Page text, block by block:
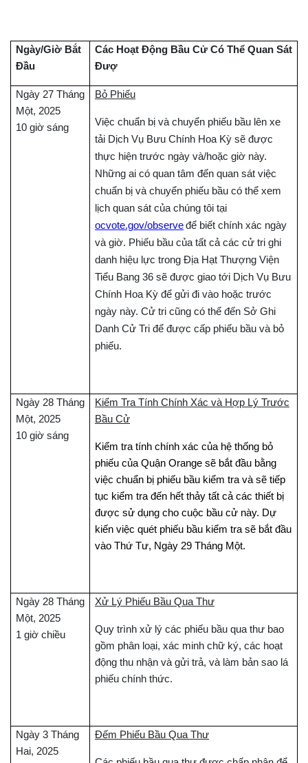
Ngày/Giờ Bắt
Đầu
Các Hoạt Động Bầu Cử Có Thể Quan Sát
Đượ
Ngày 27 Tháng
Một, 2025
10 giờ sáng
Bỏ Phiếu
Việc chuẩn bị và chuyển phiếu bầu lên xe
tải Dịch Vụ Bưu Chính Hoa Kỳ sẽ được
thực hiện trước ngày và/hoặc giờ này.
Những ai có quan tâm đến quan sát việc
chuẩn bị và chuyển phiếu bầu có thể xem
lịch quan sát của chúng tôi tại
ocvote.gov/observeđể biết chính xác ngày
và giờ. Phiếu bầu của tất cả các cử tri ghi
danh hiệu lực trong Địa Hạt Thượng Viện
Tiểu Bang 36 sẽ được giao tới Dịch Vụ Bưu
Chính Hoa Kỳ để gửi đi vào hoặc trước
ngày này. Cử tri cũng có thể đến Sở Ghi
Danh Cử Tri để được cấp phiếu bầu và bỏ
phiếu.
Ngày 28 Tháng
Một, 2025
10 giờ sáng
Kiểm Tra Tính Chính Xác và Hợp Lý Trước
Bầu Cử
Kiểm tra tính chính xác của hệ thống bỏ
phiếu của Quận Orange sẽ bắt đầu bằng
việc chuẩn bị phiếu bầu kiểm tra và sẽ tiếp
tục kiểm tra đến hết thảy tất cả các thiết bị
được sử dụng cho cuộc bầu cử này. Dự
kiến việc quét phiếu bầu kiểm tra sẽ bắt đầu
vào Thứ Tư, Ngày 29 Tháng Một.
Ngày 28 Tháng
Một, 2025
1 giờ chiều
Xử Lý Phiếu Bầu Qua Thư
Quy trình xử lý các phiếu bầu qua thư bao
gồm phân loại, xác minh chữ ký, các hoạt
động thu nhận và gửi trả, và làm bản sao lá
phiếu chính thức.
Ngày 3 Tháng
Hai, 2025
Đếm Phiếu Bầu Qua Thư